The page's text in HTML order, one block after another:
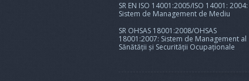
SR EN ISO 14001:2005/ISO 14001: 2004:
Sistem de Management de Mediu
SR OHSAS 18001:2008/OHSAS
18001:2007: Sistem de Management al
Sănătății și Securității Ocupaționale